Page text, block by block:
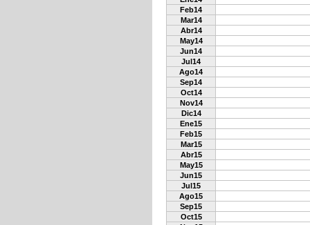
Feb14
Mar14
Abr14
May14
Jun14
Jul14
Ago14
Sep14
Oct14
Nov14
Dic14
Ene15
Feb15
Mar15
Abr15
May15
Jun15
Jul15
Ago15
Sep15
Oct15